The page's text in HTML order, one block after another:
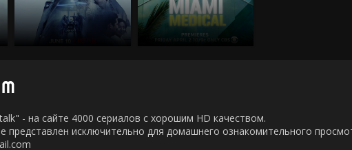
- на сайте 4000 сериалов с хорошим HD качеством.
представлен исключительно для домашнего ознакомительного